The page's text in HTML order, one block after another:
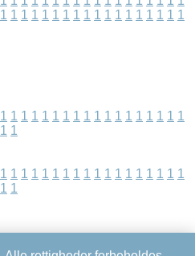
1 1 1 1 1 1 1 1 1 1 1 1 1 1 1 1 1 1
1 1 1 1 1 1 1 1 1 1 1 1 1 1 1 1 1 1
1 1
1 1 1 1 1 1 1 1 1 1 1 1 1 1 1 1 1 1
1 1